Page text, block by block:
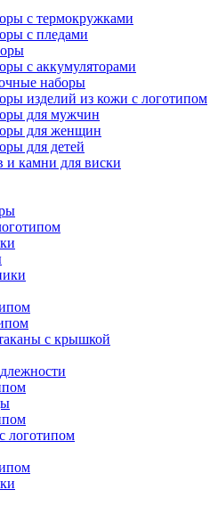
с термокружками
с пледами
с аккумуляторами
наборы
изделий из кожи с логотипом
для мужчин
для женщин
для детей
и камни для виски
с крышкой
логотипом